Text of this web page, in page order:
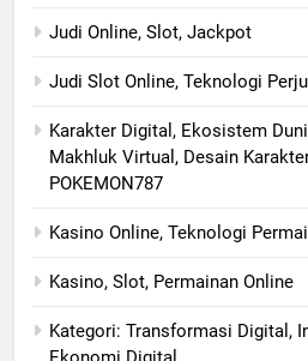
Judi Online, Slot, Jackpot
Judi Slot Online, Teknologi
Karakter Digital, Ekosistem
Makhluk Virtual, Desain
POKEMON787
Kasino Online, Teknologi
Kasino, Slot, Permainan Online
Kategori: Transformasi Digital,